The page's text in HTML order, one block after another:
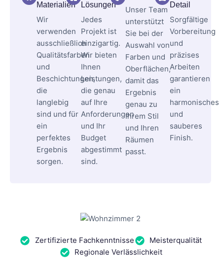
Materialien
Wir
verwenden
ausschließlich
Qualitätsfarben
und
Beschichtungen,
die
langlebig
sind und für
ein
perfektes
Ergebnis
sorgen.
Lösungen
Jedes
Projekt ist
einzigartig.
Wir bieten
Ihnen
Leistungen,
die genau
auf Ihre
Anforderungen
und Ihr
Budget
abgestimmt
sind.
Unser Team
unterstützt
Sie bei der
Auswahl von
Farben und
Oberflächen,
damit das
Ergebnis
genau zu
Ihrem Stil
und Ihren
Räumen
passt.
Detail
Sorgfältige
Vorbereitung
und
präzises
Arbeiten
garantieren
ein
harmonisches
und
sauberes
Finish.
Zertifizierte Fachkenntnisse
Meisterqualität
Regionale Verlässlichkeit